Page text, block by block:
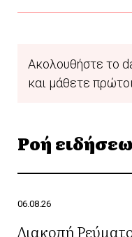
Ακολουθήστε το
και μάθετε
Ροή
06.08.26
Διακοπή